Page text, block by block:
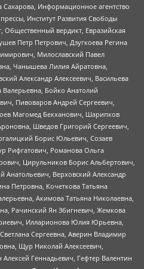
Сахарова, Информационное агентство
Институт Развития Свободы
вердикт, Евразийская
Петр Петрович, Дзугкоева Регина
Милославский Павел
Чанышева Лилия Айратовна,
Александр Алексеевич, Васильева
Валерьевна, Бойко Анатолий
Пивоваров Андрей Сергеевич,
Магомед Бекханович, Шарипков
Шведов Григорий Сергеевич,
Борис Юльевич, Созаев
Рифгатович, Романова Ольга
Цирульников Борис Альбертович,
Анатольевич, Верховский Александр
Петровна, Кочеткова Татьяна
Акимова Татьяна Николаевна,
Рачинский Ян Збигневич, Жемкова
Илларионова Юлия Юрьевна,
Сергеевна, Аверин Владимир
Щур Николай Алексеевич,
Геннадьевич, Гефтер Валентин